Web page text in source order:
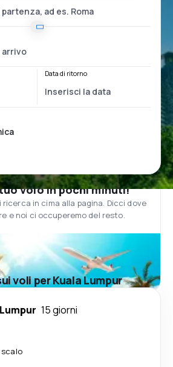
Data di ritorno
volo in pochi minuti!
in cima alla pagina. Dicci dove
e noi ci occuperemo del resto.
voli per Kuala Lumpur
15 giorni
scalo